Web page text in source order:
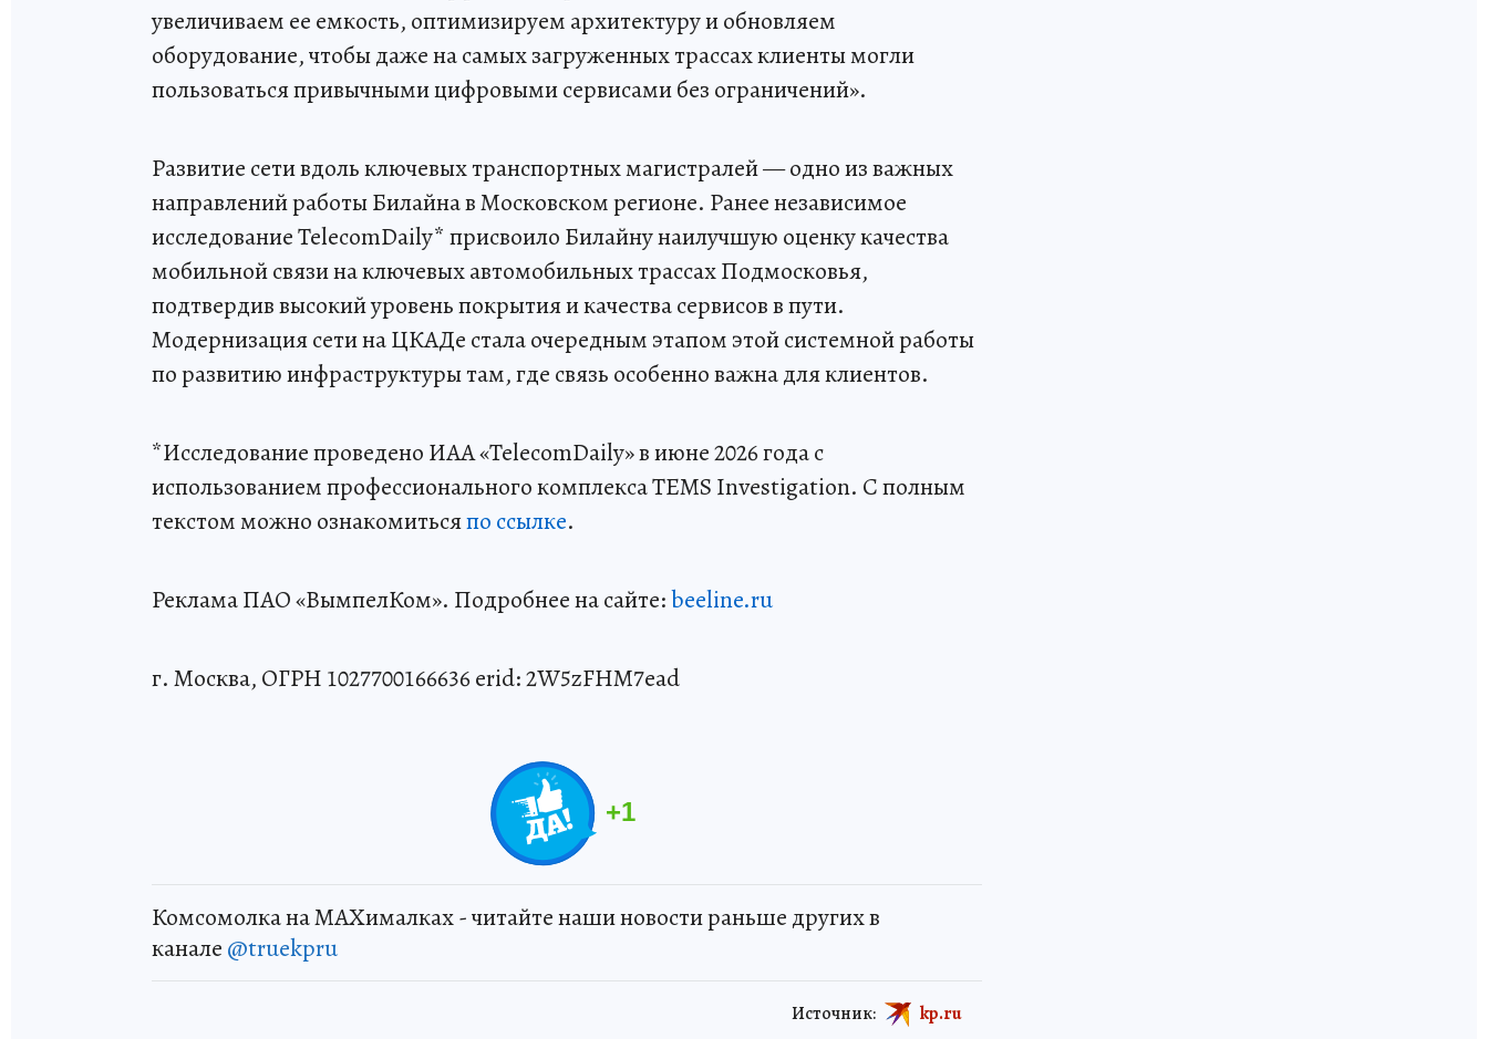
увеличиваем ее емкость, оптимизируем архитектуру и обновляем
оборудование, чтобы даже на самых загруженных трассах клиенты могли
пользоваться привычными цифровыми сервисами без ограничений».
Развитие сети вдоль ключевых транспортных магистралей — одно из важных
направлений работы Билайна в Московском регионе. Ранее независимое
исследование TelecomDaily* присвоило Билайну наилучшую оценку качества
мобильной связи на ключевых автомобильных трассах Подмосковья,
подтвердив высокий уровень покрытия и качества сервисов в пути.
Модернизация сети на ЦКАДе стала очередным этапом этой системной работы
по развитию инфраструктуры там, где связь особенно важна для клиентов.
*Исследование проведено ИАА «TelecomDaily» в июне 2026 года с
использованием профессионального комплекса TEMS Investigation. C полным
текстом можно ознакомитьсяпо ссылке.
Реклама ПАО «ВымпелКом». Подробнее на сайте:beeline.ru
г. Москва, ОГРН 1027700166636 erid: 2W5zFHM7ead
+1
Комсомолка на MAXималках - читайте наши новости раньше других в
канале @truekpru
Источник: kp.ru